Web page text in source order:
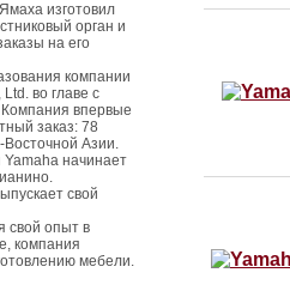
изготовил
орган и
на его
компании
во главе с
впервые
заказ: 78
Азии.
начинает
свой
свой опыт в
компания
мебели.